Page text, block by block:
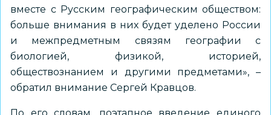
вместе с Русским географическим обществом:
больше внимания в них будет уделено России
и межпредметным связям географии с
биологией, физикой, историей,
обществознанием и другими предметами», –
обратил внимание Сергей Кравцов.